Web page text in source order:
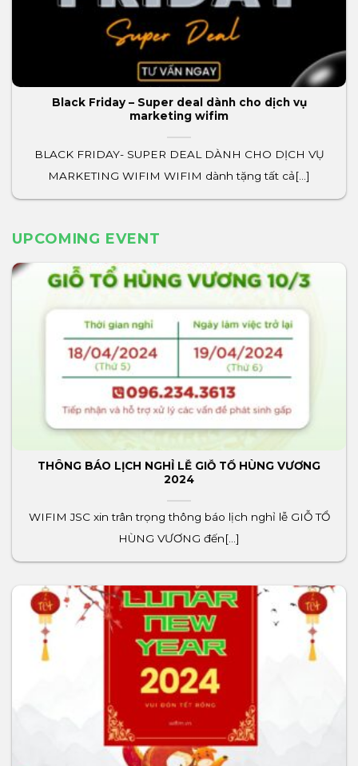
Black Friday – Super deal dành cho dịch vụ
marketing wifim
BLACK FRIDAY- SUPER DEAL DÀNH CHO DỊCH VỤ
MARKETING WIFIM WIFIM dành tặng tất cả[...]
UPCOMING EVENT
THÔNG BÁO LỊCH NGHỈ LỄ GIỖ TỔ HÙNG VƯƠNG
2024
WIFIM JSC xin trân trọng thông báo lịch nghỉ lễ GIỖ TỔ
HÙNG VƯƠNG đến[...]